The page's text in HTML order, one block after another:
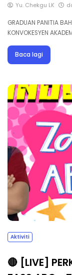
Yu. Chekgu LK
GRADUAN PANITIA
KONVOKESYEN
Baca lagi
Aktiviti
🔴 [LIVE]